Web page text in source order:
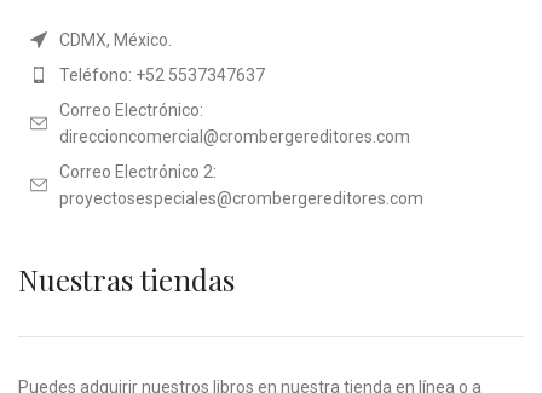
CDMX, México.
Teléfono: +52 5537347637
Correo Electrónico:
direccioncomercial@crombergereditores.com
Correo Electrónico 2:
proyectosespeciales@crombergereditores.com
Nuestras tiendas
Puedes adquirir nuestros libros en nuestra tienda en línea o a